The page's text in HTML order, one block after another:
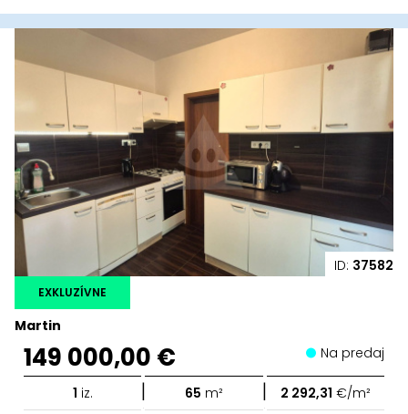
ID: 37582
Martin
EXKLUZÍVNE
149 000,00 € Na predaj
1 iz. | 65 m² | 2 292,31 €/m²